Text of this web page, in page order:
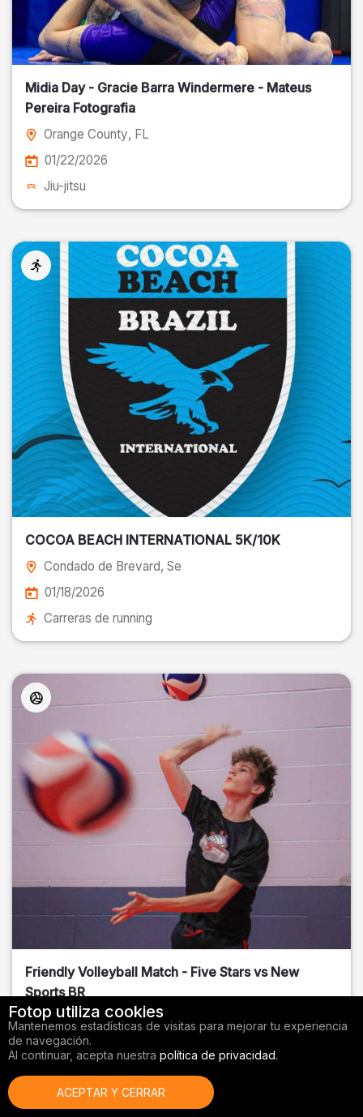
Midia Day - Gracie Barra Windermere - Mateus
Pereira Fotografia
Orange County, FL
01/22/2026
Jiu-jitsu
COCOA BEACH INTERNATIONAL 5K/10K
Condado de Brevard, Se
01/18/2026
Carreras de running
Friendly Volleyball Match - Five Stars vs New
Sports BR
Orange County, FL
01/14/2026
Fotop utiliza cookies
Mantenemos estadísticas de visitas para mejorar tu experiencia
de navegación.
Al continuar, acepta nuestra política de privacidad.
ACEPTAR Y CERRAR